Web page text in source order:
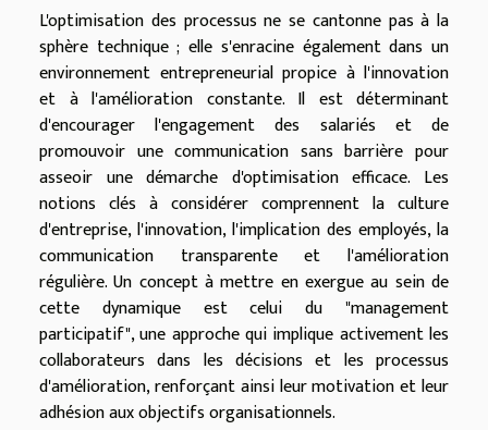
L'optimisation des processus ne se cantonne pas à la
sphère technique ; elle s'enracine également dans un
environnement entrepreneurial propice à l'innovation
et à l'amélioration constante. Il est déterminant
d'encourager l'engagement des salariés et de
promouvoir une communication sans barrière pour
asseoir une démarche d'optimisation efficace. Les
notions clés à considérer comprennent la culture
d'entreprise, l'innovation, l'implication des employés, la
communication transparente et l'amélioration
régulière. Un concept à mettre en exergue au sein de
cette dynamique est celui du "management
participatif", une approche qui implique activement les
collaborateurs dans les décisions et les processus
d'amélioration, renforçant ainsi leur motivation et leur
adhésion aux objectifs organisationnels.